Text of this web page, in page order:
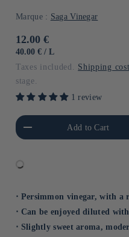
Marque : Saga Vinegar
Usual
price
12.00 €
UNIT
40.00 € / BY
L
Taxes included. Shipping
stage.
1 review
amount of Default
Title
Add to Cart
Increase
⋅ Persimmon vinegar, with
⋅ Can be enjoyed diluted
⋅ Slightly sweet aroma,